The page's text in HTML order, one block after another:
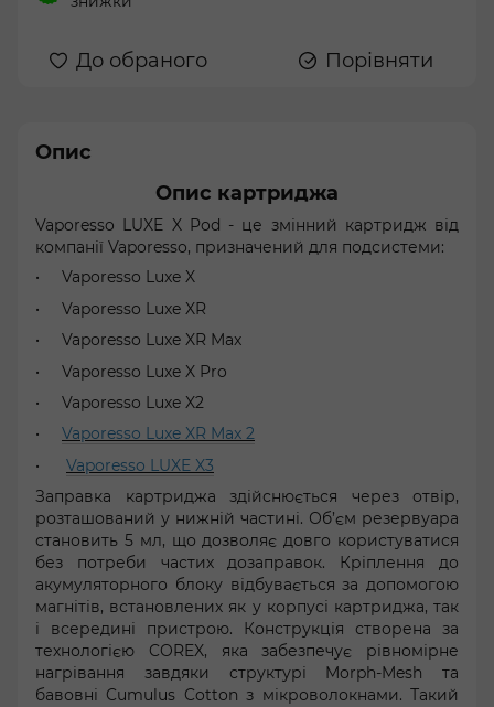
До обраного Порівняти
Опис
Опис картриджа
Vaporesso LUXE X Pod - це змінний картридж від
компанії Vaporesso, призначений для подсистеми:
Vaporesso Luxe X
Vaporesso Luxe XR
Vaporesso Luxe XR Max
Vaporesso Luxe X Pro
Vaporesso Luxe X2
Vaporesso Luxe XR Max 2
Vaporesso LUXE X3
Заправка картриджа здійснюється через отвір,
розташований у нижній частині. Об’єм резервуара
становить 5 мл, що дозволяє довго користуватися
без потреби частих дозаправок. Кріплення до
акумуляторного блоку відбувається за допомогою
магнітів, встановлених як у корпусі картриджа, так
і всередині пристрою. Конструкція створена за
технологією COREX, яка забезпечує рівномірне
нагрівання завдяки структурі Morph-Mesh та
бавовні Cumulus Cotton з мікроволокнами. Такий